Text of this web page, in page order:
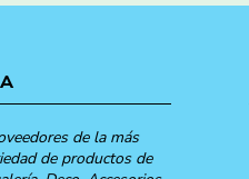
de la más
de productos de